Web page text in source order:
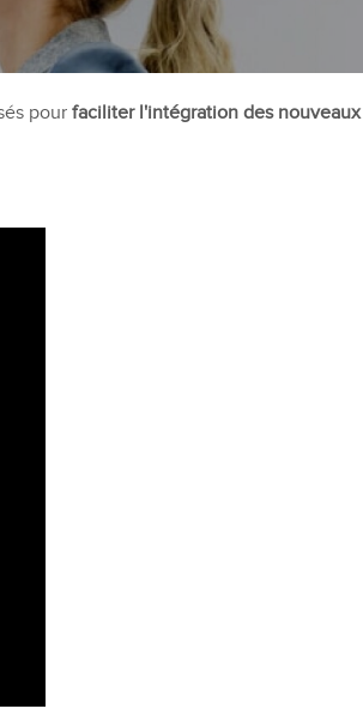
pourfaciliter l'intégration des nouveaux
Formations Achat Logistique